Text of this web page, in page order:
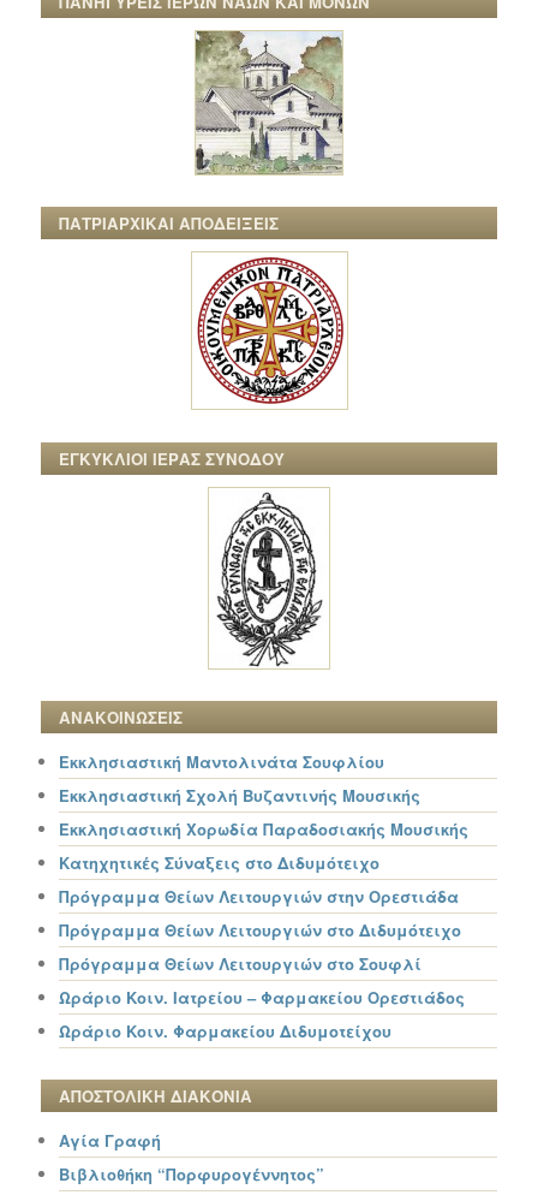
ΠΑΤΡΙΑΡΧΙΚΑΙ ΑΠΟΔΕΙΞΕΙΣ
ΕΓΚΥΚΛΙΟΙ ΙΕΡΑΣ ΣΥΝΟΔΟΥ
ΑΝΑΚΟΙΝΩΣΕΙΣ
Εκκλησιαστική Μαντολινάτα Σουφλίου
Εκκλησιαστική Σχολή Βυζαντινής Μουσικής
Εκκλησιαστική Χορωδία Παραδοσιακής Μουσικής
Κατηχητικές Σύναξεις στο Διδυμότειχο
Πρόγραμμα Θείων Λειτουργιών στην Ορεστιάδα
Πρόγραμμα Θείων Λειτουργιών στο Διδυμότειχο
Πρόγραμμα Θείων Λειτουργιών στο Σουφλί
Ωράριο Κοιν. Ιατρείου – Φαρμακείου Ορεστιάδος
Ωράριο Κοιν. Φαρμακείου Διδυμοτείχου
ΑΠΟΣΤΟΛΙΚΗ ΔΙΑΚΟΝΙΑ
Αγία Γραφή
Βιβλιοθήκη “Πορφυρογέννητος”